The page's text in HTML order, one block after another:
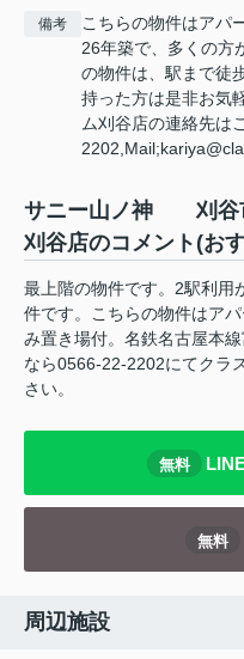
備考
こちらの物件はアパ
26年築で、多くの方
の物件は、駅まで徒
持った方は是非お気
ム刈谷店の連絡先は
サニー山ノ神 刈谷
刈谷店のコメント(お
最上階の物件です。2駅利用
件です。こちらの物件はア
み置き場付。名鉄名古屋本
なら0566-22-2202にてクラ
さい。
無料
無料
周辺施設